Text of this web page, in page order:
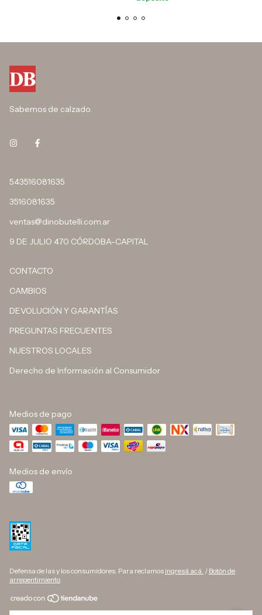
Sabemos de calzado.
543516081635
3516081635
ventas@dinobutelli.com.ar
9 DE JULIO 470 CÓRDOBA-CAPITAL
CONTACTO
CAMBIOS
DEVOLUCIÓN Y GARANTÍAS
PREGUNTAS FRECUENTES
NUESTROS LOCALES
Derecho de Información al Consumidor
Medios de pago
Medios de envío
Defensa de las y los consumidores. Para reclamos ingresá acá. / Botón de
arrepentimiento
Copyright DINO BUTELLI - 33709627169 - 2026. Todos los derechos